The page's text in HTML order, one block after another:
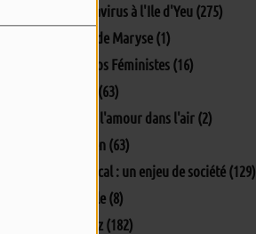
Le coronavirus à l'Ile d'Yeu (275)
Lectures de Maryse (1)
Les Ec(h)os Féministes (16)
Matinale (63)
Oh y'a de l'amour dans l'air (2)
Parlons-en (63)
Penser local : un enjeu de société (129)
Percept'île (8)
Phil's Jazz (182)